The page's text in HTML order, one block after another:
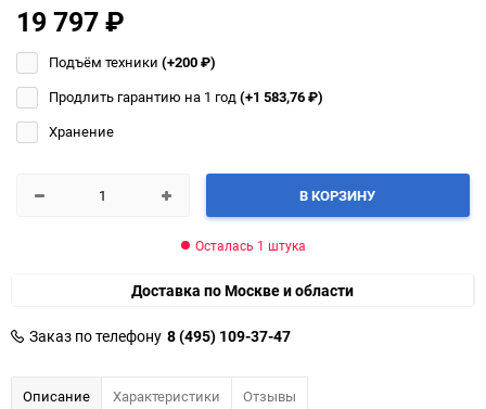
19 797₽
Подъём техники (+200₽)
Продлить гарантию на 1 год(+1 583,76₽)
Хранение
В КОРЗИНУ
Осталась 1 штука
Доставка по Москве и области
Заказ по телефону 8 (495) 109-37-47
Описание Характеристики Отзывы